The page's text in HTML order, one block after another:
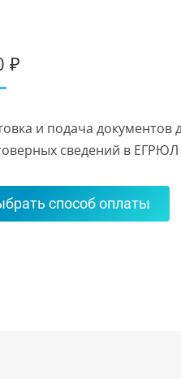
₽
и подача документов
сведений в
способ оплаты